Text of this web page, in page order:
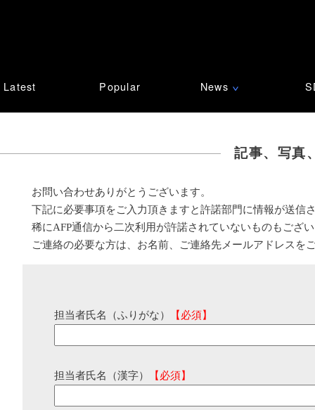
Latest Popular News ∨
記事、写真
お問い合わせありがとうございます。
下記に必要事項をご入力頂きますと許諾部門に情報が送信
稀にAFP通信から二次利用が許諾されていないものもござ
ご連絡の必要な方は、お名前、ご連絡先メールアドレスを
担当者氏名（ふりがな） 【必須】
担当者氏名（漢字） 【必須】